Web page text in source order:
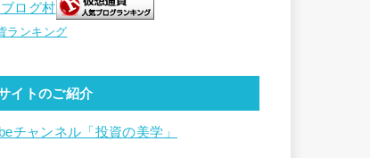
ログ村
ランキング
イトのご紹介
チャンネル「投資の美学」